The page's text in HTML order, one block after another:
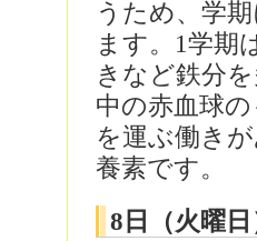
うため、学
ます。1学期
きなど鉄分
中の赤血球
を運ぶ働き
養素です。
8日（火曜日